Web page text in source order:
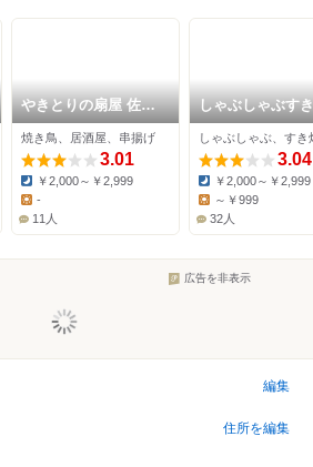
やきとりの扇屋 佐野
大町店
焼き鳥、居酒屋、串揚げ
3.01
Dinner:
￥2,000～￥2,999
Lunch:
-
11人
しゃぶしゃぶす
ん亭 佐野店
3.04
Dinner:
￥2,000～￥2,999
Lunch:
～￥999
32人
広告を非表示
編集
住所を編集